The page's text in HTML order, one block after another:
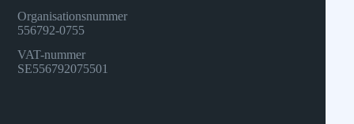
Organisationsnummer
556792-0755
VAT-nummer
SE556792075501